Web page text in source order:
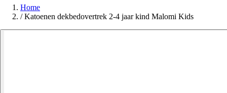
Home
/ Katoenen dekbedovertrek 2-4 jaar kind Malomi Kids